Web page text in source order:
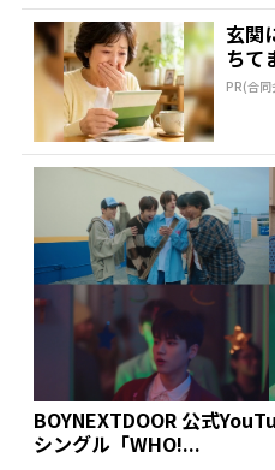
玄関
ちて
は
PR(合同
BOYNEXTDOOR 公式
シングル「WHO!...